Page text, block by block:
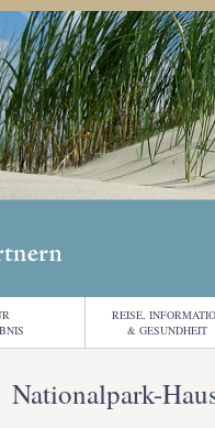
Nationalpark-
REISE,
& GESUNDHEIT